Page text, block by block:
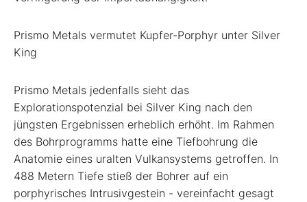
Prismo Metals vermutet Kupfer-Porphyr unter Silver
King
Prismo Metals jedenfalls sieht das
Explorationspotenzial bei Silver King nach den
jüngsten Ergebnissen erheblich erhöht. Im Rahmen
des Bohrprogramms hatte eine Tiefbohrung die
Anatomie eines uralten Vulkansystems getroffen. In
488 Metern Tiefe stieß der Bohrer auf ein
porphyrisches Intrusivgestein - vereinfacht gesagt